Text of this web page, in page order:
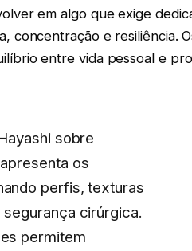
em algo que exige
concentração e resiliência.
entre vida pessoal e
sobre
os
perfis, texturas
cirúrgica.
permitem